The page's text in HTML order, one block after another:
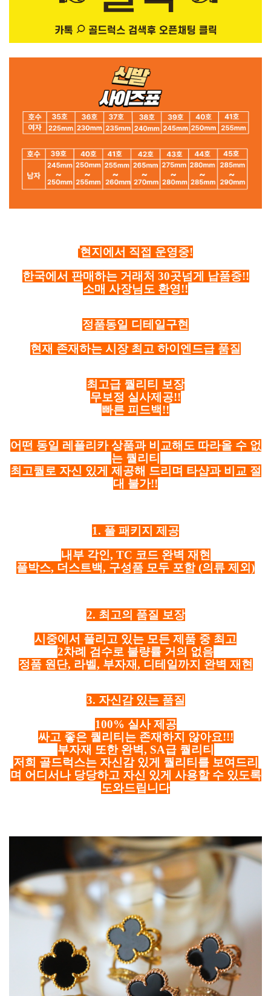
현지에서 직접 운영중!
한국에서 판매하는 거래처 30곳넘게 납품중!!
소매 사장님도 환영!!
정품동일 디테일구현
현재 존재하는 시장 최고 하이엔드급 품질
최고급 퀄리티 보장
무보정 실사제공!!
빠른 피드백!!
어떤 동일 레플리카 상품과 비교해도 따라올 수 없
는 퀄리티
최고퀄로 자신 있게 제공해 드리며 타샵과 비교 절
대 불가!!
1. 풀 패키지 제공
내부 각인, TC 코드 완벽 재현
풀박스, 더스트백, 구성품 모두 포함 (의류 제외)
2. 최고의 품질 보장
시중에서 풀리고 있는 모든 제품 중 최고
2차례 검수로 불량률 거의 없음
정품 원단, 라벨, 부자재, 디테일까지 완벽 재현
3. 자신감 있는 품질
100% 실사 제공
싸고 좋은 퀄리티는 존재하지 않아요!!!
부자재 또한 완벽, SA급 퀄리티
저희 골드럭스는 자신감 있게 퀄리티를 보여드리
며 어디서나 당당하고 자신 있게 사용할 수 있도록
도와드립니다